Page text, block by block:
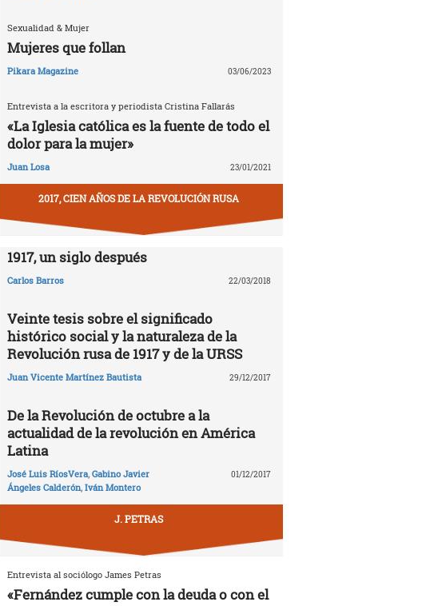
Sexualidad & Mujer
Mujeres que follan
Pikara Magazine 03/06/2023
Entrevista a la escritora y periodista Cristina Fallarás
«La Iglesia católica es la fuente de todo el
dolor para la mujer»
Juan Losa 23/01/2021
2017, CIEN AÑOS DE LA REVOLUCIÓN RUSA
1917, un siglo después
Carlos Barros 22/03/2018
Veinte tesis sobre el significado
histórico social y la naturaleza de la
Revolución rusa de 1917 y de la URSS
Juan Vicente Martínez Bautista 29/12/2017
De la Revolución de octubre a la
actualidad de la revolución en América
Latina
José Luis RíosVera, Gabino Javier
Ángeles Calderón, Iván Montero
01/12/2017
J. PETRAS
Entrevista al sociólogo James Petras
«Fernández cumple con la deuda o con el